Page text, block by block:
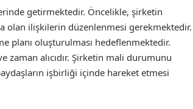
getirmektedir. Öncelikle, şirketin
olan ilişkilerin düzenlenmesi gerekmektedir.
planı oluşturulması hedeflenmektedir.
zaman alıcıdır. Şirketin mali durumunu
işbirliği içinde hareket etmesi